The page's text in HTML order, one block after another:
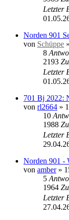
Letzter
Norden 901
von Schüppe »
8
2193
Letzter
701 Bj 2022:
von rl2664 »
10
1988
Letzter
Norden 901 -
von amber»
5
1964
Letzter